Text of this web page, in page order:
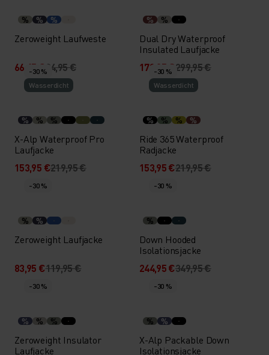
% % %
Zeroweight Laufweste
66,45 €94,95 €
% %
Dual Dry Waterproof
Insulated Laufjacke
179,95 €299,95 €
-30 %
Wasserdicht
% % %
X-Alp Waterproof Pro
Laufjacke
153,95 €219,95 €
-30 %
Wasserdicht
% % % %
Ride 365 Waterproof
Radjacke
153,95 €219,95 €
-30 %
% %
Zeroweight Laufjacke
83,95 €119,95 €
-30 %
%
Down Hooded
Isolationsjacke
244,95 €349,95 €
-30 %
% % %
Zeroweight Insulator
Laufjacke
-30 %
% %
X-Alp Packable Down
Isolationsjacke